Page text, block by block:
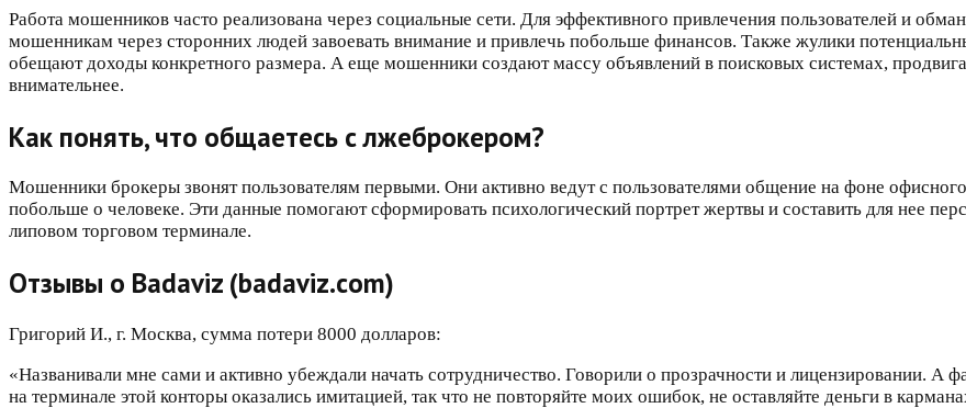
Работа мошенников часто реализована через социальные сети. Для эффективного привлечения пользователей и
мошенникам через сторонних людей завоевать внимание и привлечь побольше финансов. Также жулики
обещают доходы конкретного размера. А еще мошенники создают массу объявлений в поисковых системах,
внимательнее.
Как понять, что общаетесь с лжеброкером?
Мошенники брокеры звонят пользователям первыми. Они активно ведут с пользователями общение на фоне
побольше о человеке. Эти данные помогают сформировать психологический портрет жертвы и составить для нее
липовом торговом терминале.
Отзывы о Badaviz (badaviz.com)
Григорий И., г. Москва, сумма потери 8000 долларов:
«Названивали мне сами и активно убеждали начать сотрудничество. Говорили о прозрачности и лицензировании. А
на терминале этой конторы оказались имитацией, так что не повторяйте моих ошибок, не оставляйте деньги в